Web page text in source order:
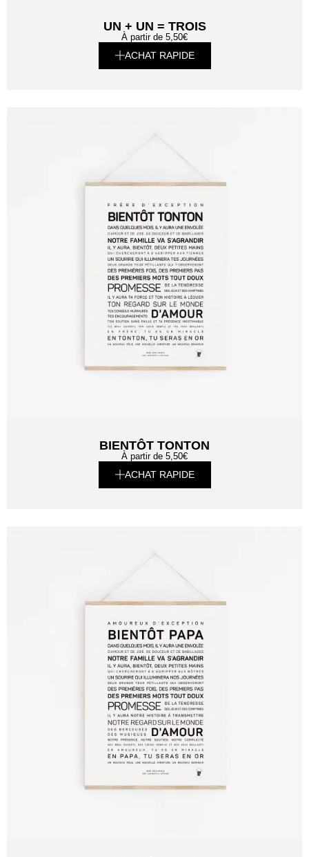
UN + UN = TROIS
À partir de 5,50€
ACHAT RAPIDE
BIENTÔT TONTON
À partir de 5,50€
ACHAT RAPIDE